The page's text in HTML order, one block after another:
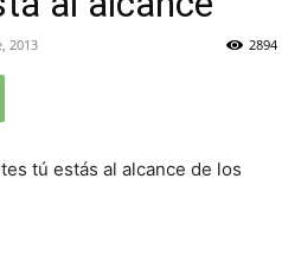
2013 2894
tú estás al alcance de los